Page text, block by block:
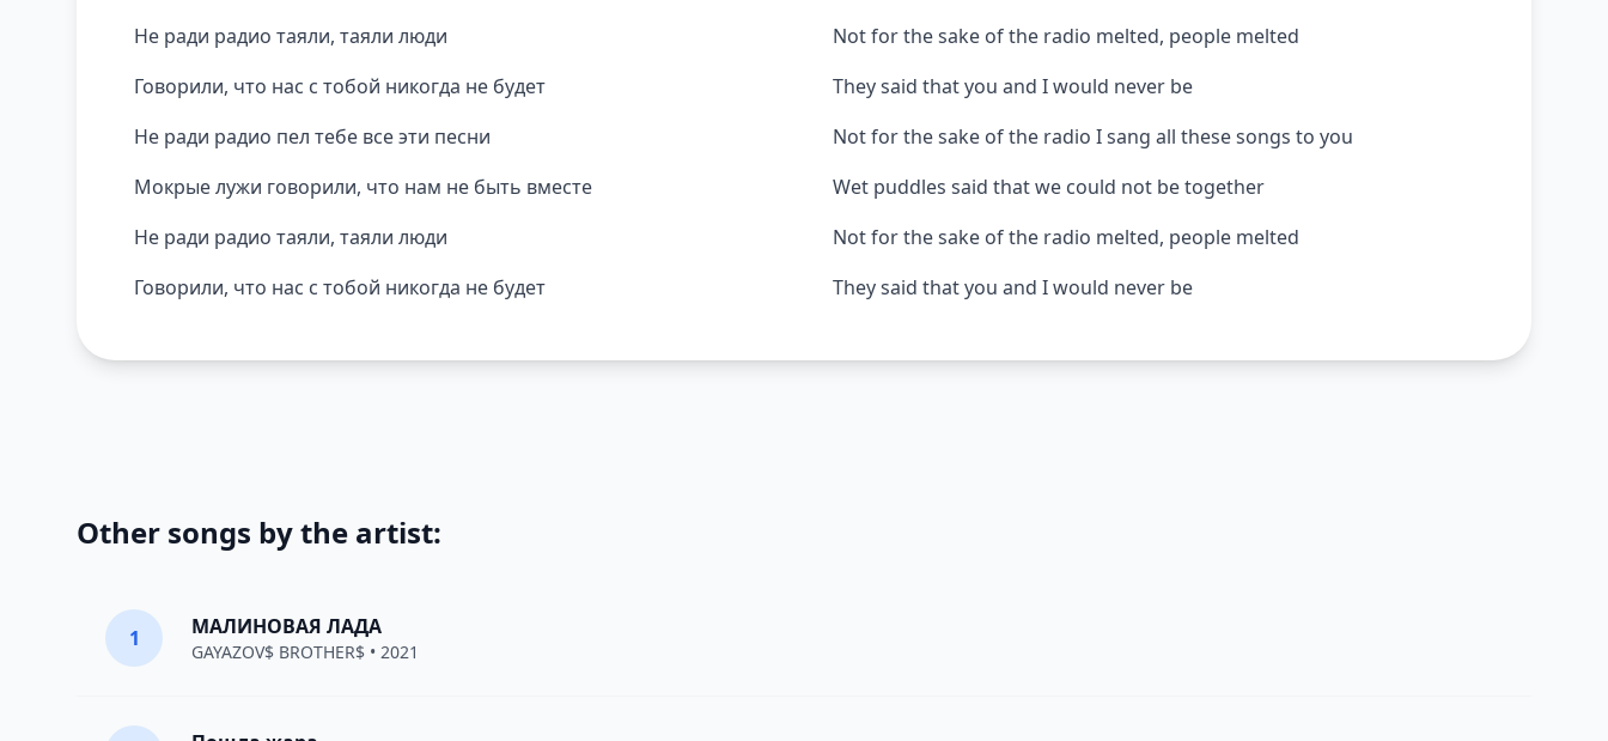
Не ради радио таяли, таяли люди
Говорили, что нас с тобой никогда не будет
Не ради радио пел тебе все эти песни
Мокрые лужи говорили, что нам не быть вместе
Не ради радио таяли, таяли люди
Говорили, что нас с тобой никогда не будет
Not for the sake of the radio melted, people melted
They said that you and I would never be
Not for the sake of the radio I sang all these songs to you
Wet puddles said that we could not be together
Not for the sake of the radio melted, people melted
They said that you and I would never be
Other songs by the artist:
1 МАЛИНОВАЯ ЛАДА
GAYAZOV$ BROTHER$ • 2021